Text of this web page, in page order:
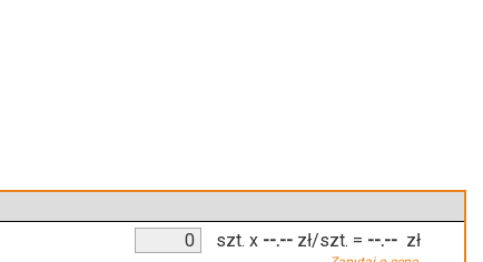
szt. x --.-- zł/szt. = --.-- zł